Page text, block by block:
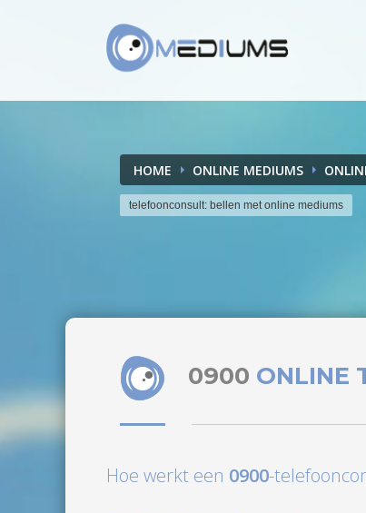
HOME ONLINE MEDIUMS
telefoonconsult: bellen met online mediums
0900 ONLINE
Hoe werkt een 0900-